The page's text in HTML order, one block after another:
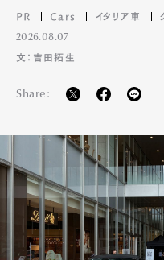
PR Cars イタリア車
2026.08.07
文：吉田拓生
Share: